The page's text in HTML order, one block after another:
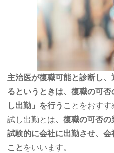
主治医が復職可能と診断し
るというときは、復職の可
し出勤」を行う ことをおすす
試し出勤とは、復職の可否の
試験的に会社に出勤させ、
こと をいいます。